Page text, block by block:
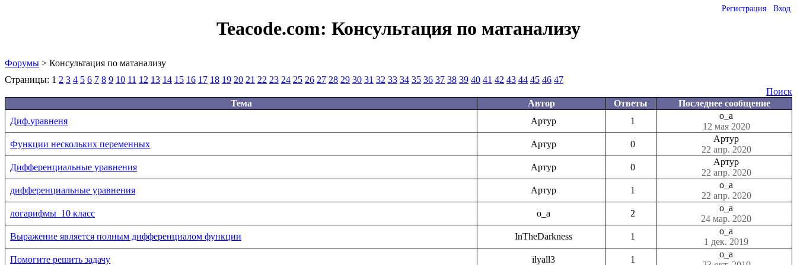
Регистрация Вход
Teacode.com: Консультация по матанализу
Форумы > Консультация по матанализу
Страницы: 1 2 3 4 5 6 7 8 9 10 11 12 13 14 15 16 17 18 19 20 21 22 23 24 25 26 27 28 29 30 31 32 33 34 35 36 37 38 39 40 41 42 43 44 45 46 47
Поиск
Тема
Автор Ответы
Последнее сообщение
Диф.уравненя
Артур 1
o_a
12 мая 2020
Функции нескольких переменных
Артур 0
Артур
22 апр. 2020
Дифференциальные уравнения
Артур 0
Артур
22 апр. 2020
дифференциальные уравнения
Артур 1
o_a
22 апр. 2020
логарифмы_10 класс
o_a 2
o_a
24 мар. 2020
Выражение является полным дифференциалом функции
InTheDarkness 1
o_a
1 дек. 2019
Помогите решить задачу
ilyall3 1
o_a